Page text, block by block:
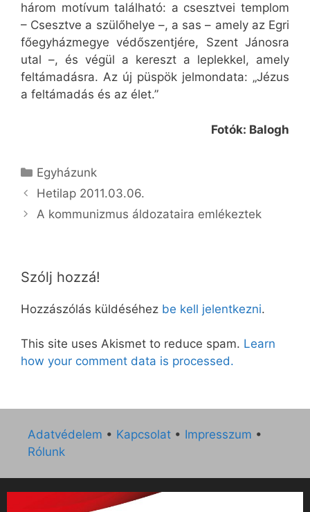
három motívum található: a csesztvei templom
– Csesztve a szülőhelye –, a sas – amely az Egri
főegyházmegye védőszentjére, Szent Jánosra
utal –, és végül a kereszt a leplekkel, amely
feltámadásra. Az új püspök jelmondata: „Jézus
a feltámadás és az élet.”
Fotók: Balogh
Kategória
Egyházunk
Hetilap 2011.03.06.
A kommunizmus áldozataira emlékeztek
Szólj hozzá!
Hozzászólás küldéséhez be kell jelentkezni.
This site uses Akismet to reduce spam. Learn
how your comment data is processed.
Adatvédelem • Kapcsolat • Impresszum •
Rólunk